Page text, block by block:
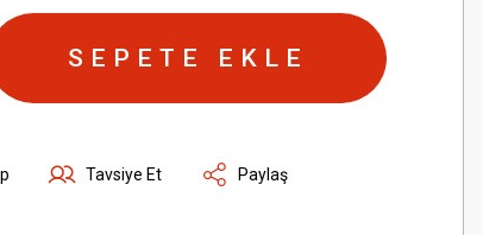
SEPETE EKLE
Tavsiye Et Paylaş